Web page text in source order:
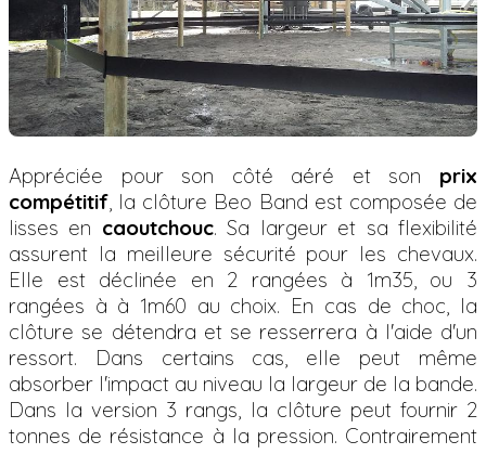
Appréciée pour son côté aéré et son prix
compétitif, la clôture Beo Band est composée de
lisses en caoutchouc. Sa largeur et sa flexibilité
assurent la meilleure sécurité pour les chevaux.
Elle est déclinée en 2 rangées à 1m35, ou 3
rangées à à 1m60 au choix. En cas de choc, la
clôture se détendra et se resserrera à l'aide d'un
ressort. Dans certains cas, elle peut même
absorber l'impact au niveau la largeur de la bande.
Dans la version 3 rangs, la clôture peut fournir 2
tonnes de résistance à la pression. Contrairement